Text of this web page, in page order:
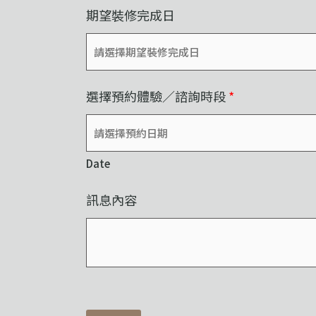
期望裝修完成日
選擇預約體驗／諮詢時段*
Date
訊息內容